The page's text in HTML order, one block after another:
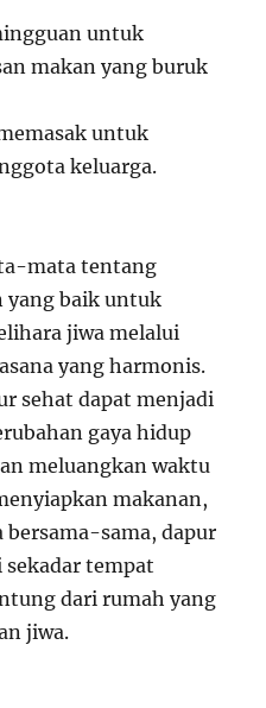
untuk
makan yang buruk
untuk
keluarga.
mata tentang
yang baik untuk
jiwa melalui
yang harmonis.
sehat dapat menjadi
gaya hidup
meluangkan waktu
makanan,
sama, dapur
tempat
dari rumah yang
jiwa.